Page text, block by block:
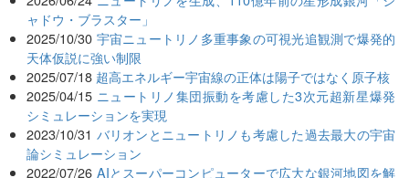
ャドウ・ブラスター」
2025/10/30 宇宙ニュートリノ多重事象の可視光追観測で爆発的
天体仮説に強い制限
2025/07/18 超高エネルギー宇宙線の正体は陽子ではなく原子核
2025/04/15 ニュートリノ集団振動を考慮した3次元超新星爆発
シミュレーションを実現
2023/10/31 バリオンとニュートリノも考慮した過去最大の宇宙
論シミュレーション
2022/07/26 AIとスーパーコンピューターで広大な銀河地図を解